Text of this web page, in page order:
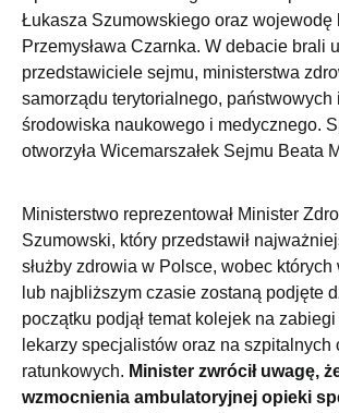
Łukasza Szumowskiego oraz wojewodę
Przemysława Czarnka. W debacie brali
przedstawiciele sejmu, ministerstwa
samorządu terytorialnego, państwowych
środowiska naukowego i medycznego.
otworzyła Wicemarszałek Sejmu Beata
Ministerstwo reprezentował Minister
Szumowski, który przedstawił
służby zdrowia w Polsce, wobec
lub najbliższym czasie zostaną podjęte
początku podjął temat kolejek na
lekarzy specjalistów oraz na szpitalnych
ratunkowych. Minister zwrócił uwagę,
wzmocnienia ambulatoryjnej opieki